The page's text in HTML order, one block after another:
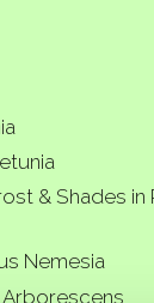
& Shades in
Nemesia